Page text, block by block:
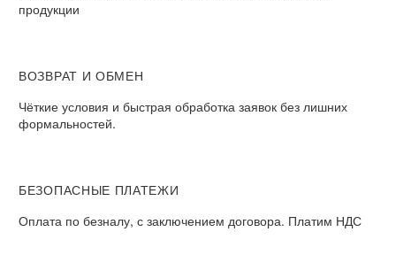
продукции
ВОЗВРАТ И ОБМЕН​
Чёткие условия и быстрая обработка заявок без лишних
формальностей.​
БЕЗОПАСНЫЕ ПЛАТЕЖИ​
Оплата по безналу, с заключением договора. Платим НДС​